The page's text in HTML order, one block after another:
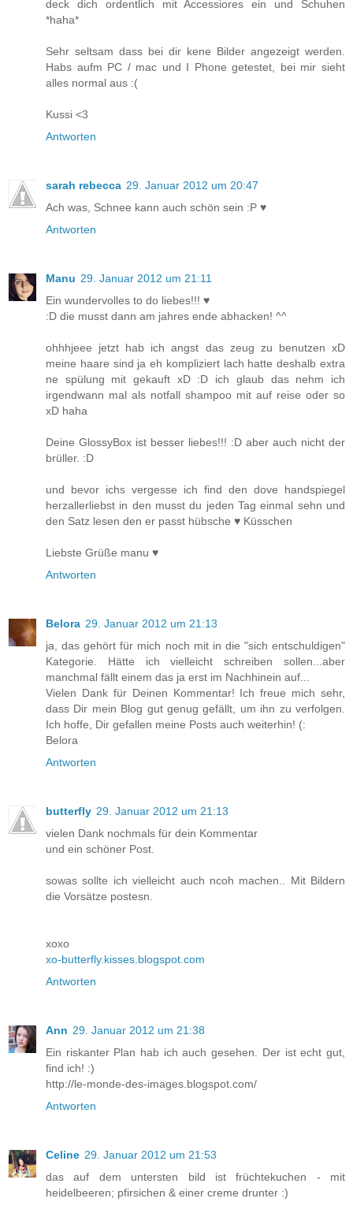
deck dich ordentlich mit Accessiores ein und Schuhen
*haha*
Sehr seltsam dass bei dir kene Bilder angezeigt werden.
Habs aufm PC / mac und I Phone getestet, bei mir sieht
alles normal aus :(
Kussi <3
Antworten
sarah rebecca 29. Januar 2012 um 20:47
Ach was, Schnee kann auch schön sein :P ♥
Antworten
Manu 29. Januar 2012 um 21:11
Ein wundervolles to do liebes!!! ♥
:D die musst dann am jahres ende abhacken! ^^
ohhhjeee jetzt hab ich angst das zeug zu benutzen xD
meine haare sind ja eh kompliziert lach hatte deshalb extra
ne spülung mit gekauft xD :D ich glaub das nehm ich
irgendwann mal als notfall shampoo mit auf reise oder so
xD haha
Deine GlossyBox ist besser liebes!!! :D aber auch nicht der
brüller. :D
und bevor ichs vergesse ich find den dove handspiegel
herzallerliebst in den musst du jeden Tag einmal sehn und
den Satz lesen den er passt hübsche ♥ Küsschen
Liebste Grüße manu ♥
Antworten
Belora 29. Januar 2012 um 21:13
ja, das gehört für mich noch mit in die "sich entschuldigen"
Kategorie. Hätte ich vielleicht schreiben sollen...aber
manchmal fällt einem das ja erst im Nachhinein auf...
Vielen Dank für Deinen Kommentar! Ich freue mich sehr,
dass Dir mein Blog gut genug gefällt, um ihn zu verfolgen.
Ich hoffe, Dir gefallen meine Posts auch weiterhin! (:
Belora
Antworten
butterfly 29. Januar 2012 um 21:13
vielen Dank nochmals für dein Kommentar
und ein schöner Post.
sowas sollte ich vielleicht auch ncoh machen.. Mit Bildern
die Vorsätze postesn.
xoxo
xo-butterfly.kisses.blogspot.com
Antworten
Ann 29. Januar 2012 um 21:38
Ein riskanter Plan hab ich auch gesehen. Der ist echt gut,
find ich! :)
http://le-monde-des-images.blogspot.com/
Antworten
Celine 29. Januar 2012 um 21:53
das auf dem untersten bild ist früchtekuchen - mit
heidelbeeren; pfirsichen & einer creme drunter :)